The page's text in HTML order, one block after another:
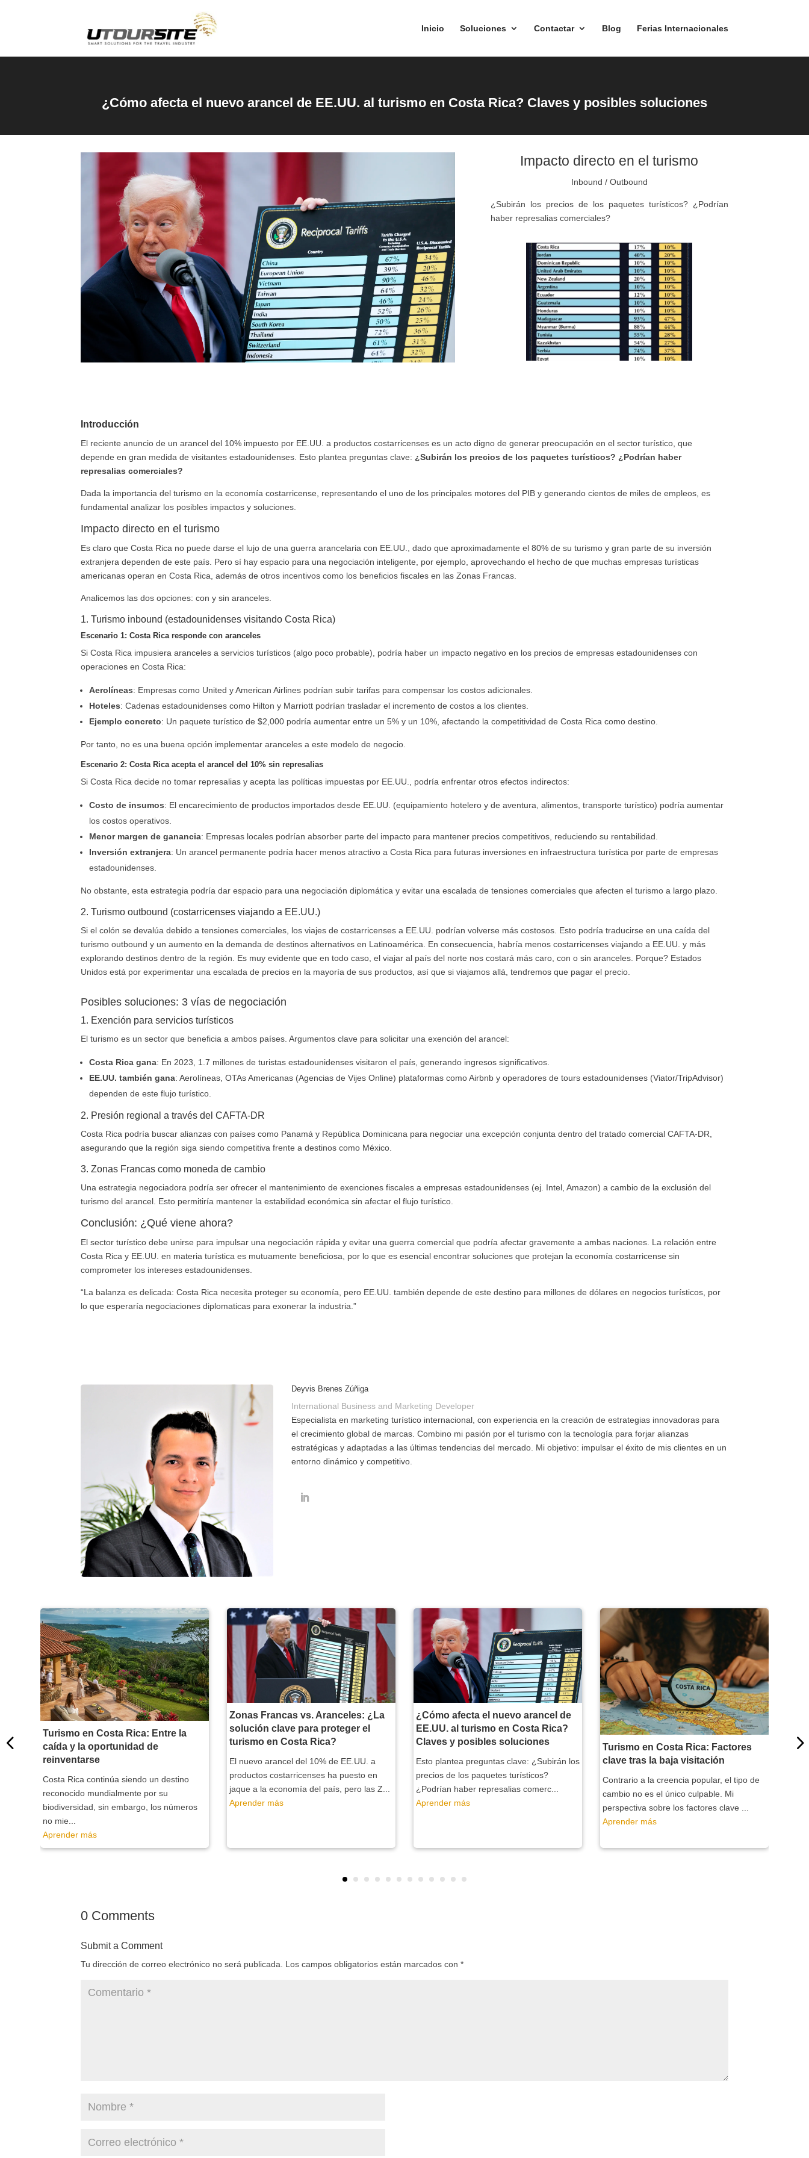
Inicio Soluciones Contactar Blog Ferias Internacionales
¿Cómo afecta el nuevo arancel de EE.UU. al turismo en Costa Rica? Claves y posibles soluciones
Impacto directo en el turismo
Inbound / Outbound
¿Subirán los precios de los paquetes turísticos? ¿Podrían
haber represalias comerciales?
Introducción
El reciente anuncio de un arancel del 10% impuesto por EE.UU. a productos costarricenses es un acto digno de generar preocupación en el sector turístico, que
depende en gran medida de visitantes estadounidenses. Esto plantea preguntas clave:¿Subirán los precios de los paquetes turísticos? ¿Podrían haber
represalias comerciales?
Dada la importancia del turismo en la economía costarricense, representando el uno de los principales motores del PIB y generando cientos de miles de empleos, es
fundamental analizar los posibles impactos y soluciones.
Impacto directo en el turismo
Es claro que Costa Rica no puede darse el lujo de una guerra arancelaria con EE.UU., dado que aproximadamente el 80% de su turismo y gran parte de su inversión
extranjera dependen de este país. Pero sí hay espacio para una negociación inteligente, por ejemplo, aprovechando el hecho de que muchas empresas turísticas
americanas operan en Costa Rica, además de otros incentivos como los beneficios fiscales en las Zonas Francas.
Analicemos las dos opciones: con y sin aranceles.
1. Turismo inbound (estadounidenses visitando Costa Rica)
Escenario 1: Costa Rica responde con aranceles
Si Costa Rica impusiera aranceles a servicios turísticos (algo poco probable), podría haber un impacto negativo en los precios de empresas estadounidenses con
operaciones en Costa Rica:
Aerolíneas: Empresas como United y American Airlines podrían subir tarifas para compensar los costos adicionales.
Hoteles: Cadenas estadounidenses como Hilton y Marriott podrían trasladar el incremento de costos a los clientes.
Ejemplo concreto: Un paquete turístico de $2,000 podría aumentar entre un 5% y un 10%, afectando la competitividad de Costa Rica como destino.
Por tanto, no es una buena opción implementar aranceles a este modelo de negocio.
Escenario 2: Costa Rica acepta el arancel del 10% sin represalias
Si Costa Rica decide no tomar represalias y acepta las políticas impuestas por EE.UU., podría enfrentar otros efectos indirectos:
Costo de insumos: El encarecimiento de productos importados desde EE.UU. (equipamiento hotelero y de aventura, alimentos, transporte turístico) podría aumentar
los costos operativos.
Menor margen de ganancia: Empresas locales podrían absorber parte del impacto para mantener precios competitivos, reduciendo su rentabilidad.
Inversión extranjera: Un arancel permanente podría hacer menos atractivo a Costa Rica para futuras inversiones en infraestructura turística por parte de empresas
estadounidenses.
No obstante, esta estrategia podría dar espacio para una negociación diplomática y evitar una escalada de tensiones comerciales que afecten el turismo a largo plazo.
2. Turismo outbound (costarricenses viajando a EE.UU.)
Si el colón se devalúa debido a tensiones comerciales, los viajes de costarricenses a EE.UU. podrían volverse más costosos. Esto podría traducirse en una caída del
turismo outbound y un aumento en la demanda de destinos alternativos en Latinoamérica. En consecuencia, habría menos costarricenses viajando a EE.UU. y más
explorando destinos dentro de la región. Es muy evidente que en todo caso, el viajar al país del norte nos costará más caro, con o sin aranceles. Porque? Estados
Unidos está por experimentar una escalada de precios en la mayoría de sus productos, así que si viajamos allá, tendremos que pagar el precio.
Posibles soluciones: 3 vías de negociación
1. Exención para servicios turísticos
El turismo es un sector que beneficia a ambos países. Argumentos clave para solicitar una exención del arancel:
Costa Rica gana: En 2023, 1.7 millones de turistas estadounidenses visitaron el país, generando ingresos significativos.
EE.UU. también gana: Aerolíneas, OTAs Americanas (Agencias de Vijes Online) plataformas como Airbnb y operadores de tours estadounidenses (Viator/TripAdvisor)
dependen de este flujo turístico.
2. Presión regional a través del CAFTA-DR
Costa Rica podría buscar alianzas con países como Panamá y República Dominicana para negociar una excepción conjunta dentro del tratado comercial CAFTA-DR,
asegurando que la región siga siendo competitiva frente a destinos como México.
3. Zonas Francas como moneda de cambio
Una estrategia negociadora podría ser ofrecer el mantenimiento de exenciones fiscales a empresas estadounidenses (ej. Intel, Amazon) a cambio de la exclusión del
turismo del arancel. Esto permitiría mantener la estabilidad económica sin afectar el flujo turístico.
Conclusión: ¿Qué viene ahora?
El sector turístico debe unirse para impulsar una negociación rápida y evitar una guerra comercial que podría afectar gravemente a ambas naciones. La relación entre
Costa Rica y EE.UU. en materia turística es mutuamente beneficiosa, por lo que es esencial encontrar soluciones que protejan la economía costarricense sin
comprometer los intereses estadounidenses.
“La balanza es delicada: Costa Rica necesita proteger su economía, pero EE.UU. también depende de este destino para millones de dólares en negocios turísticos, por
lo que esperaría negociaciones diplomaticas para exonerar la industria.”
Deyvis Brenes Zúñiga
International Business and Marketing Developer
Especialista en marketing turístico internacional, con experiencia en la creación de estrategias innovadoras para
el crecimiento global de marcas. Combino mi pasión por el turismo con la tecnología para forjar alianzas
estratégicas y adaptadas a las últimas tendencias del mercado. Mi objetivo: impulsar el éxito de mis clientes en un
entorno dinámico y competitivo.
Turismo en Costa Rica: Entre la
caída y la oportunidad de
reinventarse
Costa Rica continúa siendo un destino
reconocido mundialmente por su
biodiversidad, sin embargo, los números
no mie...
Aprender más
Zonas Francas vs. Aranceles: ¿La
solución clave para proteger el
turismo en Costa Rica?
El nuevo arancel del 10% de EE.UU. a
productos costarricenses ha puesto en
jaque a la economía del país, pero las Z...
Aprender más
¿Cómo afecta el nuevo arancel de
EE.UU. al turismo en Costa Rica?
Claves y posibles soluciones
Esto plantea preguntas clave: ¿Subirán los
precios de los paquetes turísticos?
¿Podrían haber represalias comerc...
Aprender más
Turismo en Costa Rica: Factores
clave tras la baja visitación
Contrario a la creencia popular, el tipo de
cambio no es el único culpable. Mi
perspectiva sobre los factores clave ...
Aprender más
En
a
0 Comments
Submit a Comment
Tu dirección de correo electrónico no será publicada. Los campos obligatorios están marcados con*